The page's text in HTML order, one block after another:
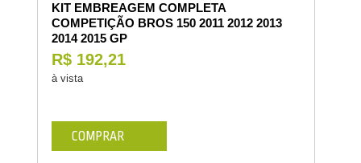
KIT EMBREAGEM COMPLETA
COMPETIÇÃO BROS 150 2011 2012 2013
2014 2015 GP
R$ 192,21
à vista
COMPRAR